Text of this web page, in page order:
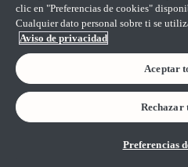
clic en "Preferencias de cookies"
Cualquier dato personal sobre ti se
Aviso de privacidad
Aceptar
Rechazar
Preferencias